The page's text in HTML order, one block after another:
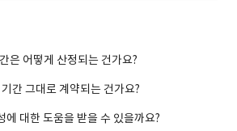
은 어떻게 산정되는 건가요?
간 그대로 계약되는 건가요?
에 대한 도움을 받을 수 있을까요?